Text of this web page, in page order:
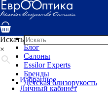
Услуги
Специалисты
Детская оптика
Блог
Салоны
Essilor Experts
Бренды
Детская близорукость
Искать
×
Избранное
Личный кабинет